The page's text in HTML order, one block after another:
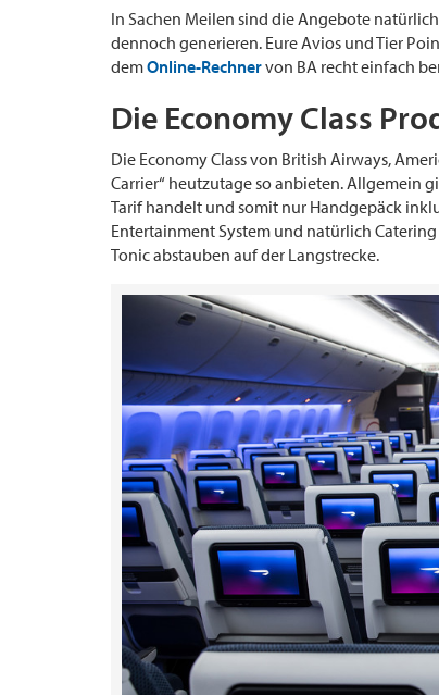
In Sachen Meilen sind die Angebote
dennoch generieren. Eure Avios und Tier
demOnline-Rechnervon BA recht einfach
Die Economy Class
Die Economy Class von British Airways,
Carrier“ heutzutage so anbieten. Allgemein
Tarif handelt und somit nur Handgepäck
Entertainment System und natürlich
Tonic abstauben auf der Langstrecke.